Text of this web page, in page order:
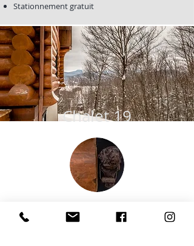
Stationnement gratuit
Chalet 19
à louer à Mont-Tremblant, d’un